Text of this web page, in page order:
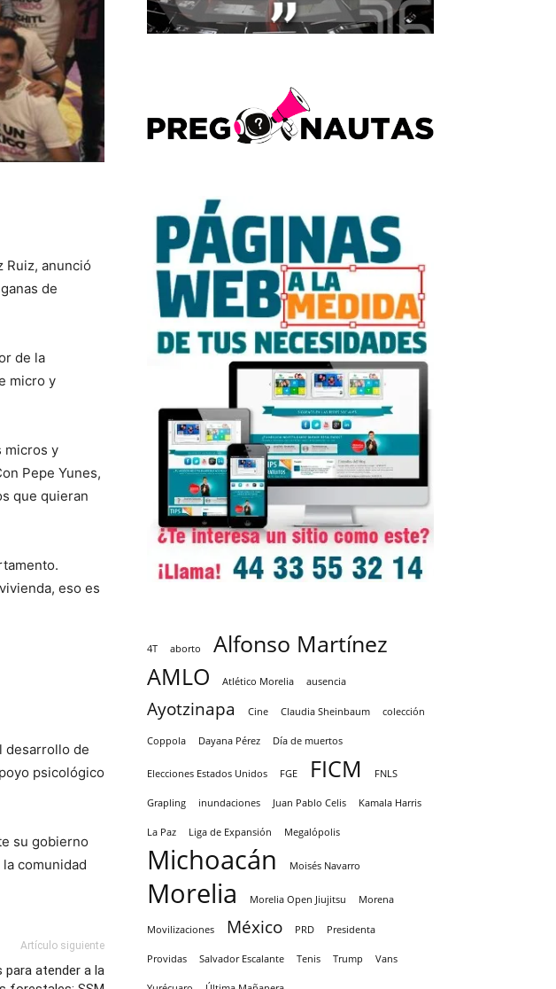
Ruiz, anunció
de
de la
micro y
micros y
Pepe Yunes,
que quieran
eso es
desarrollo de
psicológico
su gobierno
comunidad
Artículo siguiente
atender a la
4T aborto
Alfonso Martínez
AMLO
Atlético Morelia ausencia
Ayotzinapa Cine Claudia Sheinbaum colección
Coppola Dayana Pérez Día de muertos
Elecciones Estados Unidos FGE FICM FNLS
Grapling inundaciones Juan Pablo Celis Kamala Harris
La Paz Liga de Expansión Megalópolis
Michoacán Moisés Navarro
Morelia Morelia Open Jiujitsu Morena
Movilizaciones México PRD Presidenta
Providas Salvador Escalante Tenis Trump Vans